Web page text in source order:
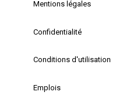
Mentions légales
Confidentialité
Conditions d'utilisation
Emplois